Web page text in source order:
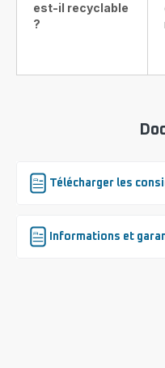
est-il recyclable
?
Télécharger les
Informations et